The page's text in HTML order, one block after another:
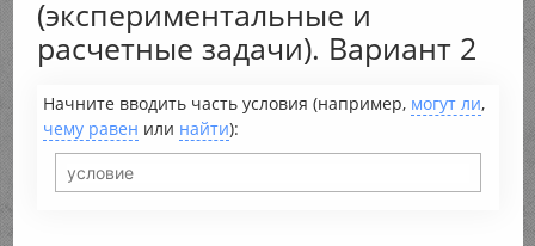
(экспериментальные и
расчетные задачи). Вариант 2
Начните вводить часть условия (например, могут ли,
чему равен или найти):